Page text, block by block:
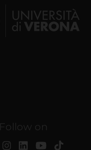
Follow on